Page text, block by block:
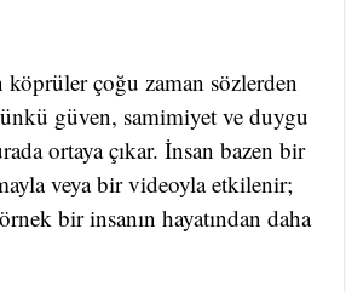
çoğu zaman sözlerden
güven, samimiyet ve duygu
ortaya çıkar. İnsan bazen bir
veya bir videoyla etkilenir;
bir insanın hayatından daha